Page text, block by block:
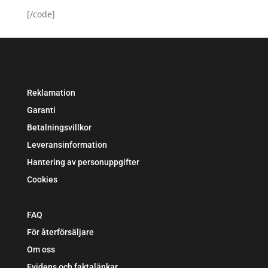
[/code]
Reklamation
Garanti
Betalningsvillkor
Leveransinformation
Hantering av personuppgifter
Cookies
FAQ
För återförsäljare
Om oss